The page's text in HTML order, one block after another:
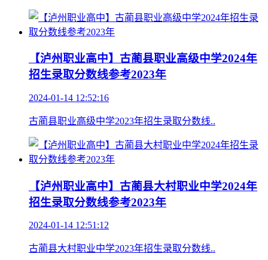
【泸州职业高中】古蔺县职业高级中学2024年
招生录取分数线参考2023年
2024-01-14 12:52:16
古蔺县职业高级中学2023年招生录取分数线..
【泸州职业高中】古蔺县大村职业中学2024年
招生录取分数线参考2023年
2024-01-14 12:51:12
古蔺县大村职业中学2023年招生录取分数线..